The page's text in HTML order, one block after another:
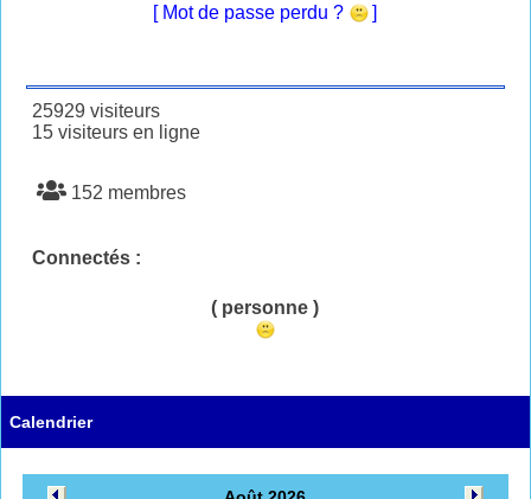
[ Mot de passe perdu ? ]
25929 visiteurs
15 visiteurs en ligne
152 membres
Connectés :
( personne )
Calendrier